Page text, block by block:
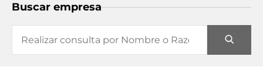
Buscar empresa